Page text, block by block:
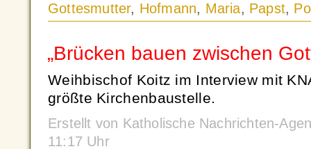
Gottesmutter, Hofmann, Maria, Papst,
„Brücken bauen zwischen
Weihbischof Koitz im Interview mit
größte Kirchenbaustelle.
Erstellt von Katholische Nachrichten-
11:17 Uhr